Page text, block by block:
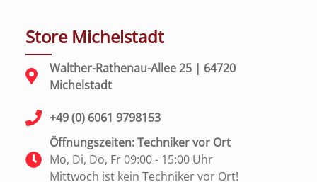
Store Michelstadt
Walther-Rathenau-Allee 25 | 64720
Michelstadt
+49 (0) 6061 9798153
Öffnungszeiten: Techniker vor Ort
Mo, Di, Do, Fr 09:00 - 15:00 Uhr
Mittwoch ist kein Techniker vor Ort!